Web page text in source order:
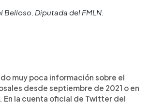
Belloso, Diputada del FMLN.
muy poca información sobre el
desde septiembre de 2021 o en
En la cuenta oficial de Twitter del